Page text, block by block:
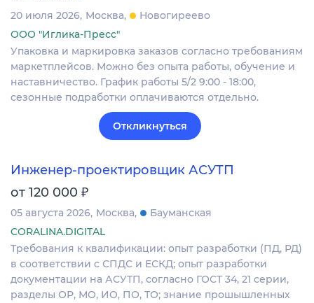
20 июля 2026 Москва
Новогиреево
ООО "Иглика-Пресс"
Упаковка и маркировка заказов согласно требованиям
маркетплейсов. Можно без опыта работы, обучение и
наставничество. График работы 5/2 9:00 - 18:00,
сезонные подработки оплачиваются отдельно.
Откликнуться
Инженер-проектировщик АСУТП
от 120 000 ₽
05 августа 2026 Москва
Бауманская
CORALINA.DIGITAL
Требования к квалификации: опыт разработки (ПД, РД)
в соответствии с СПДС и ЕСКД; опыт разработки
документации на АСУТП, согласно ГОСТ 34, 21 серии,
разделы ОР, МО, ИО, ПО, ТО; знание прошышленных